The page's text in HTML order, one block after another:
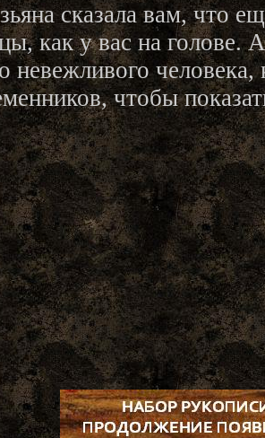
сказала вам, что
как у вас на голове.
невежливого
чтобы